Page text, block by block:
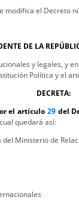
modifica el Decreto
DE LA
y legales, y
Política y el
DECRETA:
el artículo 29del
quedará así:
del Ministerio de